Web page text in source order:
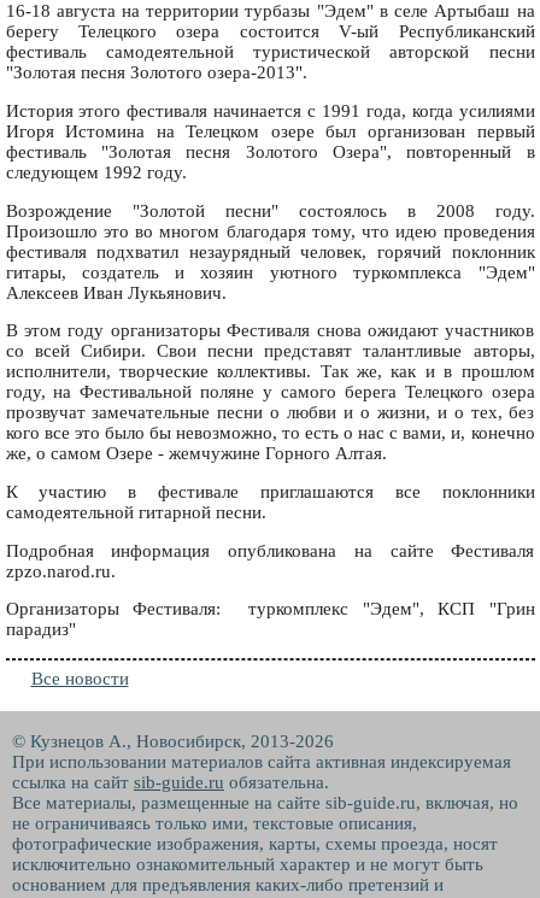
16-18 августа на территории турбазы "Эдем" в селе Артыбаш на
берегу Телецкого озера состоится V-ый Республиканский
фестиваль самодеятельной туристической авторской песни
"Золотая песня Золотого озера-2013".
История этого фестиваля начинается с 1991 года, когда усилиями
Игоря Истомина на Телецком озере был организован первый
фестиваль "Золотая песня Золотого Озера", повторенный в
следующем 1992 году.
Возрождение "Золотой песни" состоялось в 2008 году.
Произошло это во многом благодаря тому, что идею проведения
фестиваля подхватил незаурядный человек, горячий поклонник
гитары, создатель и хозяин уютного туркомплекса "Эдем"
Алексеев Иван Лукьянович.
В этом году организаторы Фестиваля снова ожидают участников
со всей Сибири. Свои песни представят талантливые авторы,
исполнители, творческие коллективы. Так же, как и в прошлом
году, на Фестивальной поляне у самого берега Телецкого озера
прозвучат замечательные песни о любви и о жизни, и о тех, без
кого все это было бы невозможно, то есть о нас с вами, и, конечно
же, о самом Озере - жемчужине Горного Алтая.
К участию в фестивале приглашаются все поклонники
самодеятельной гитарной песни.
Подробная информация опубликована на сайте Фестиваля
zpzo.narod.ru.
Организаторы Фестиваля: туркомплекс "Эдем", КСП "Грин
парадиз"
Все новости
© Кузнецов А., Новосибирск, 2013-2026
При использовании материалов сайта активная индексируемая
ссылка на сайт sib-guide.ru обязательна.
Все материалы, размещенные на сайте sib-guide.ru, включая, но
не ограничиваясь только ими, текстовые описания,
фотографические изображения, карты, схемы проезда, носят
исключительно ознакомительный характер и не могут быть
основанием для предъявления каких-либо претензий и